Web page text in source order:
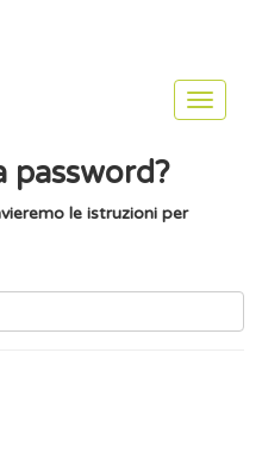
Toggle
password?
le istruzioni per